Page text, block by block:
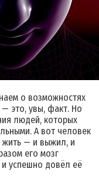
о возможностях
— это, увы, факт. Но
людей, которых
А вот человек
жить — и выжил, и
его мозг
успешно довёл её